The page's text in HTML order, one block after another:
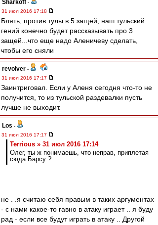
Sharkoff -
31 июл 2016 17:18
Блять, против тулы в 5 защей, наш тульский
гений конечно будет рассказывать про 3
защей...что еще надо Аленичеву сделать,
чтобы его сняли
revolver -
31 июл 2016 17:17
Заинтриговал. Если у Аленя сегодня что-то не
получится, то из тульской раздевалки пусть
лучше не выходит.
Los -
31 июл 2016 17:17
Terrious » 31 июл 2016 17:14
Олег, ты ж понимаешь, что неправ, приплетая
сюда Барсу ?
не . .я считаю себя правым в таких аргументах
- с нами какое-то гавно в атаку играет .. я буду
рад - если все будут играть в атаку .. Другой